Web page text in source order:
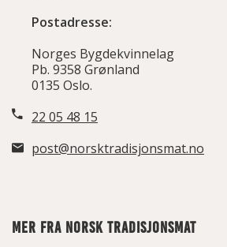
Postadresse:
Norges Bygdekvinnelag
Pb. 9358 Grønland
0135 Oslo.
22 05 48 15
post@norsktradisjonsmat.no
MER FRA NORSK TRADISJONSMAT